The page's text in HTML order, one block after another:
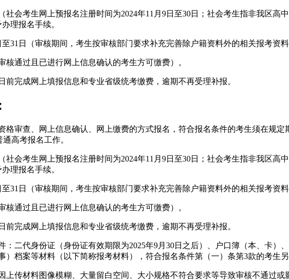
社会考生网上预报名注册时间为2024年11月9日至30日；社会考生指非我区
理报名手续。
31日（审核期间，考生按审核部门要求补充完善除户籍资料外的相关报考资料
核通过且已进行网上信息确认的考生方可缴费）。
前完成网上填报信息和专业省级统考缴费，逾期不再受理补报。
格审查、网上信息确认、网上缴费的方式报名，符合报名条件的考生须在规
通高考报名工作。
社会考生网上预报名注册时间为2024年11月9日至30日；社会考生指非我区
理报名手续。
31日（审核期间，考生按审核部门要求补充完善除户籍资料外的相关报考资料
核通过且已进行网上信息确认的考生方可缴费）。
前完成网上填报信息和专业省级统考缴费，逾期不再受理补报。
：二代身份证（身份证有效期限为2025年9月30日之后）、户口簿（本、卡
档案等材料（以下简称报考材料），符合报名条件第（一）条第3款的考生另
传材料图像模糊、大量留白空间、大小规格不符合要求等导致审核不通过或